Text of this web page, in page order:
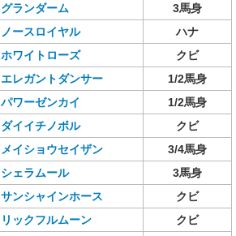
グランダーム
3馬身
ノースロイヤル
ハナ
ホワイトローズ
クビ
エレガントダンサー
1/2馬身
パワーゼンカイ
1/2馬身
ダイイチノボル
クビ
メイショウセイザン
3/4馬身
シェラムール
3馬身
サンシャインホース
クビ
リックフルムーン
クビ